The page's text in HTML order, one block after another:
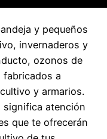
y pequeños
invernaderos y
ozonos de
fabricados a
y armarios.
significa atención
que te ofrecerán